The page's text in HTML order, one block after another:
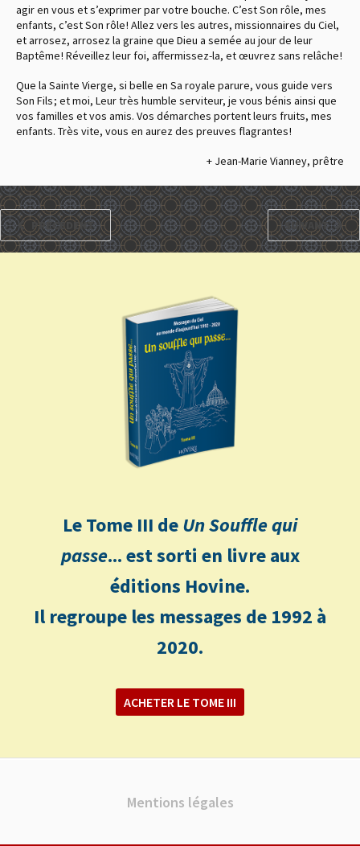
agir en vous et s’exprimer par votre bouche. C’est Son rôle, mes
enfants, c’est Son rôle ! Allez vers les autres, missionnaires du Ciel,
et arrosez, arrosez la graine que Dieu a semée au jour de leur
Baptême ! Réveillez leur foi, affermissez-la, et œuvrez sans relâche !
Que la Sainte Vierge, si belle en Sa royale parure, vous guide vers
Son Fils ; et moi, Leur très humble serviteur, je vous bénis ainsi que
vos familles et vos amis. Vos démarches portent leurs fruits, mes
enfants. Très vite, vous en aurez des preuves flagrantes !
+ Jean-Marie Vianney, prêtre
PRÉCÉDENT SUIVANT
Le Tome III deUn Souffle qui
passe... est sorti en livre aux
éditions Hovine.
Il regroupe les messages de 1992 à
2020.
ACHETER LE TOME III
Mentions légales